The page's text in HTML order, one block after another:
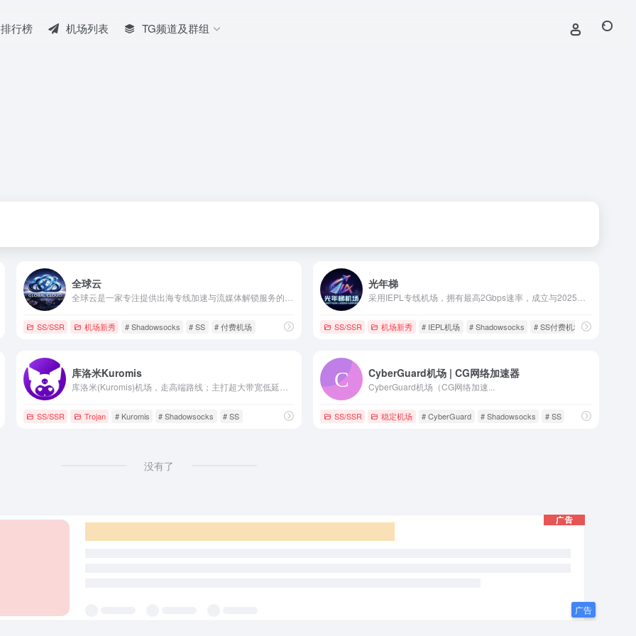
排行榜 机场列表 TG频道及群组
全球云
SS/SSR 机场新秀 # Shadowsocks # SS # 付费机场
光年梯
SS/SSR 机场新秀 # IEPL机场 # Shadowsocks # SS付费机场
库洛米Kuromis
SS/SSR Trojan # Kuromis # Shadowsocks # SS
CyberGuard机场 | CG网络加速器
CyberGuard机场（CG网络加速...
SS/SSR 稳定机场 # CyberGuard # Shadowsocks # SS
没有了